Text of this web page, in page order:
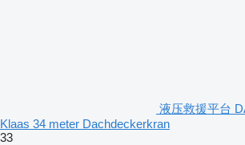
液压救援平台
Klaas 34 meter Dachdeckerkran
33